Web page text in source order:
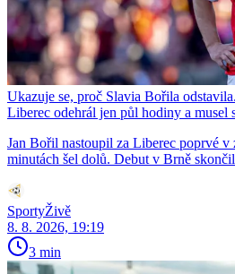
Ukazuje se, proč Slavia Bořila
Liberec odehrál jen půl hodiny a musel
Jan Bořil nastoupil za Liberec poprvé v
minutách šel dolů. Debut v Brně
SportyŽivě
8. 8. 2026, 19:19
3 min